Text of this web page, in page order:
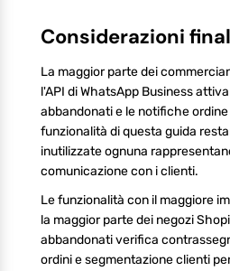
Considerazioni
La maggior parte dei
l'API di WhatsApp Business
abbandonati e le notifiche
funzionalità di questa guida
inutilizzate ognuna
comunicazione con i clienti.
Le funzionalità con il maggiore
la maggior parte dei negozi
abbandonati verifica
ordini e segmentazione clienti